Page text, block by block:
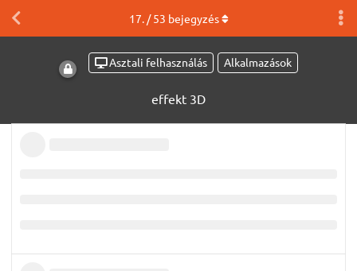
Asztali felhasználás Alkalmazások
effekt 3D
17. /53 bejegyzés